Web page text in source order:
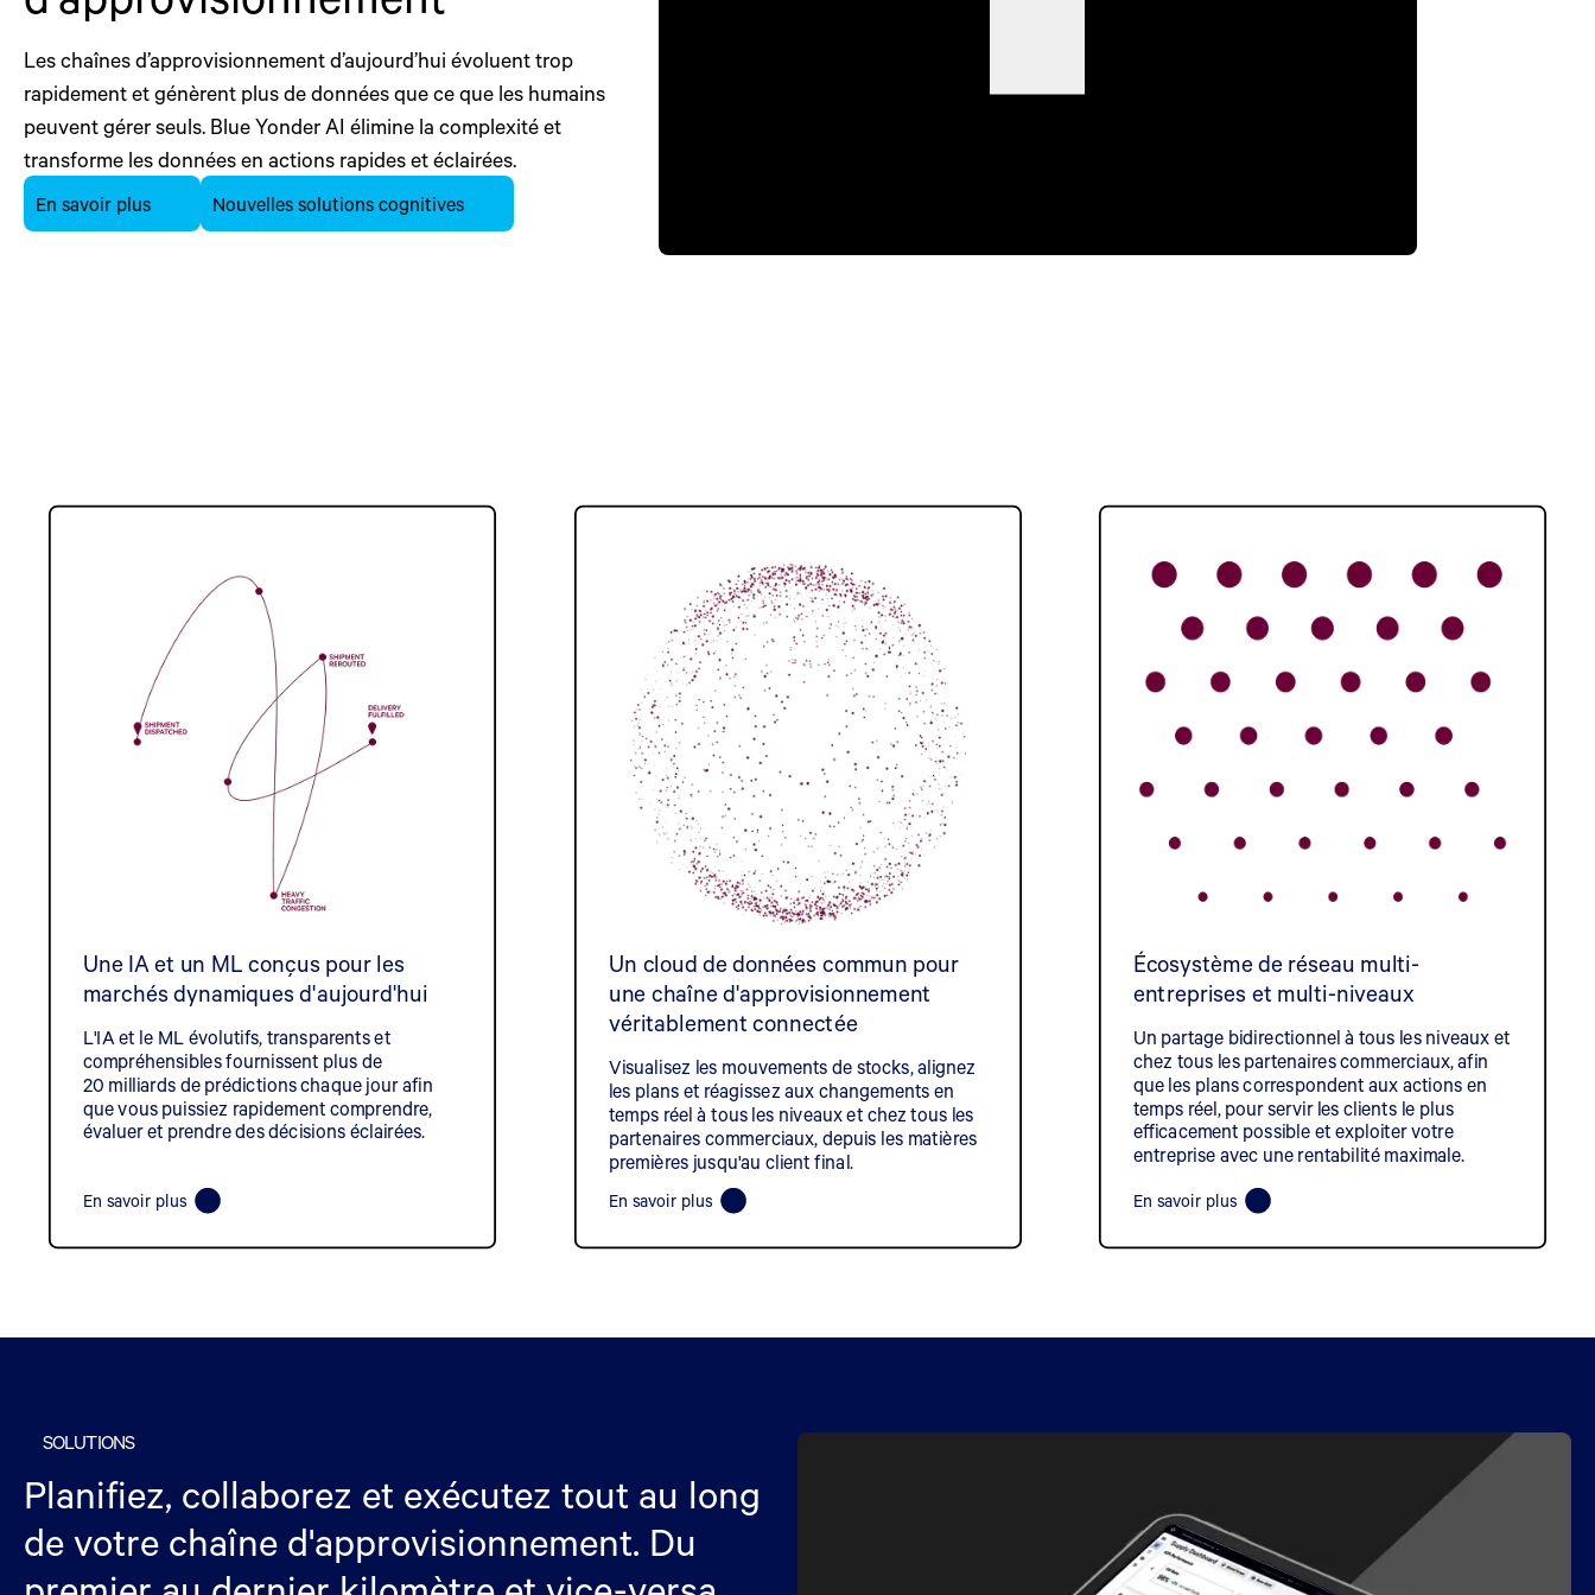
Les chaînes d’approvisionnement d’aujourd’hui évoluent trop
rapidement et génèrent plus de données que ce que les humains
peuvent gérer seuls. Blue Yonder AI élimine la complexité et
transforme les données en actions rapides et éclairées.
En savoir plus Nouvelles solutions cognitives
Une IA et un ML conçus pour les
marchés dynamiques d'aujourd'hui
L'IA et le ML évolutifs, transparents et
compréhensibles fournissent plus de
20 milliards de prédictions chaque jour afin
que vous puissiez rapidement comprendre,
évaluer et prendre des décisions éclairées.
En savoir plus
Un cloud de données commun pour
une chaîne d'approvisionnement
véritablement connectée
Visualisez les mouvements de stocks, alignez
les plans et réagissez aux changements en
temps réel à tous les niveaux et chez tous les
partenaires commerciaux, depuis les matières
premières jusqu'au client final.
En savoir plus
Écosystème de réseau multi-
entreprises et multi-niveaux
Un partage bidirectionnel à tous les niveaux et
chez tous les partenaires commerciaux, afin
que les plans correspondent aux actions en
temps réel, pour servir les clients le plus
efficacement possible et exploiter votre
entreprise avec une rentabilité maximale.
En savoir plus
SOLUTIONS
Planifiez, collaborez et exécutez tout au long
de votre chaîne d'approvisionnement. Du